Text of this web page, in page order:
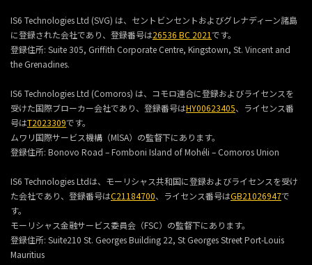
IS6 Technologies Ltd (SVG) は、セントビンセントおよびグレナディーン諸島
に登録された会社であり、登録番号は26536 BC 2021です。
登録住所: Suite 305, Griffith Corporate Centre, Kingstown, St. Vincent and
the Grenadines.
IS6 Technologies Ltd (Comoros) は、コモロ連合に登録およびライセンスを
受けた国際ブローカー会社であり、登録番号はHY00623405、ライセンス番
号はT2023309です。
ムワリ国際サービス機構（MlSA）の監督下にあります。
登録住所: Bonovo Road – Fomboni Island of Mohéli – Comoros Union
IS6 Technologies Ltdは、モーリシャス共和国に登録およびライセンスを受け
た会社であり、登録番号はC21184700、ライセンス番号はGB21026947で
す。
モーリシャス金融サービス委員会（FSC）の監督下にあります。
登録住所: Suite210 St. Georges Building 22, St Georges Street Port-Louis
Mauritius